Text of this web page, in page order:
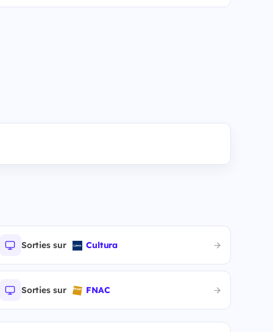
Sorties sur Cultura
Sorties sur FNAC